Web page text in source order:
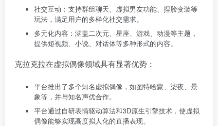
社交互动：支持群组聊天、虚拟男友功能、捏脸变装等
玩法，满足用户的多样化社交需求。
多元化内容：涵盖二次元、星座、游戏、动漫等主题，
提供短视频、小说、对话体等多种形式的内容。
克拉克拉在虚拟偶像领域具有显著优势：
平台推出了多个知名虚拟偶像，如图特哈蒙、柒夜、景
象等，并与知名声优合作。
平台通过自研表情驱动算法和3D原生引擎技术，使虚拟
偶像能够实现高度拟人化的直播表现。